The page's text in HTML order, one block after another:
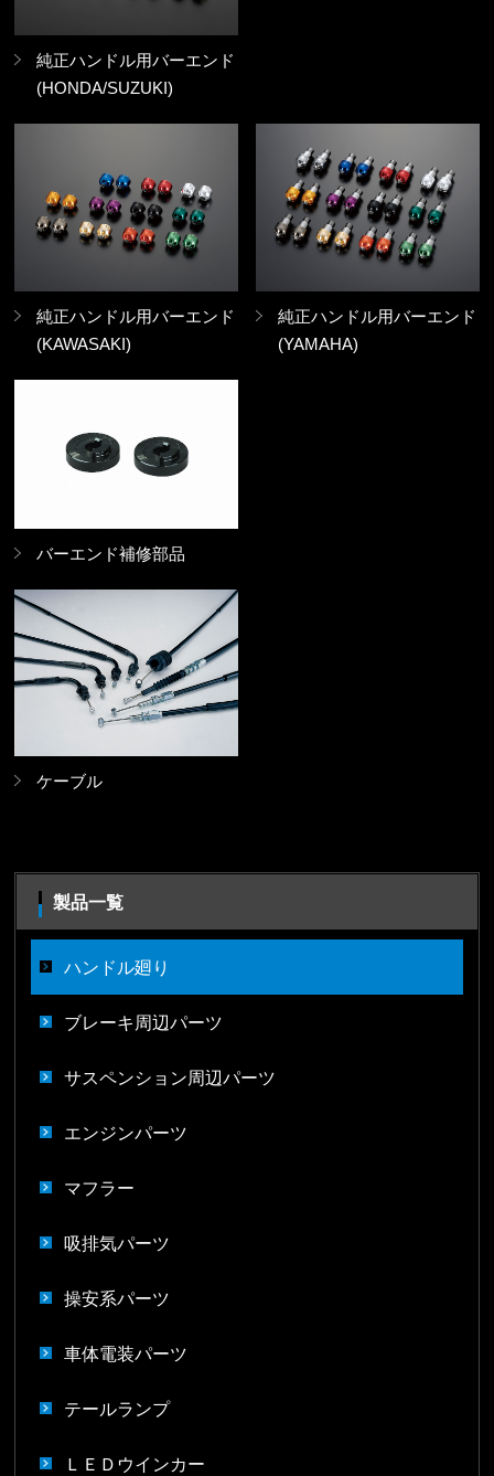
純正ハンドル用バーエンド
(HONDA/SUZUKI)
純正ハンドル用バーエンド
(KAWASAKI)
純正ハンドル用バーエンド
(YAMAHA)
バーエンド補修部品
ケーブル
製品一覧
ハンドル廻り
ブレーキ周辺パーツ
サスペンション周辺パーツ
エンジンパーツ
マフラー
吸排気パーツ
操安系パーツ
車体電装パーツ
テールランプ
ＬＥＤウインカー